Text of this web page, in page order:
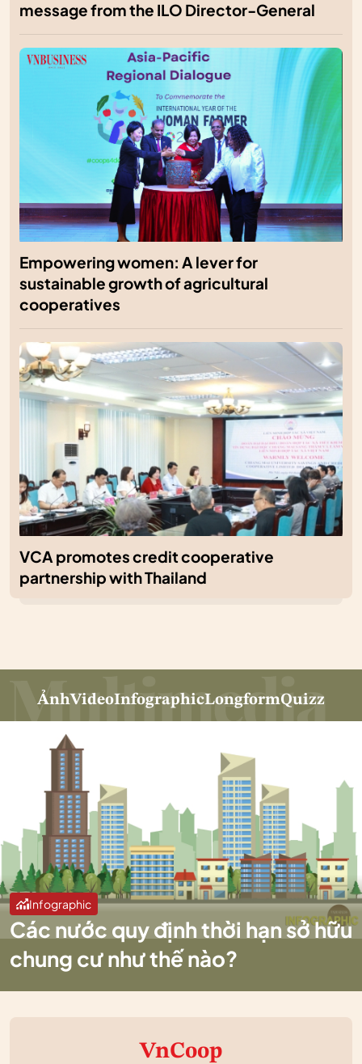
message from the ILO Director-General
Empowering women: A lever for
sustainable growth of agricultural
cooperatives
VCA promotes credit cooperative
partnership with Thailand
ẢnhVideoInfographicLongformQuizz
Infographic
Các nước quy định thời hạn sở hữu
chung cư như thế nào?
VnCoop